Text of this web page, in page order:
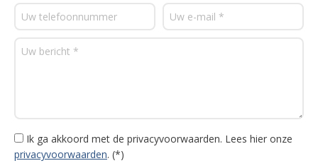
Ik ga akkoord met de privacyvoorwaarden. Lees hier onze
privacyvoorwaarden. (*)